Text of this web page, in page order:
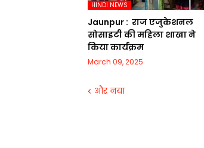
HINDI NEWS
Jaunpur : ​ ​राज एजुकेशनल
सोसाइटी की महिला शाखा ने
किया कार्यक्रम
March 09, 2025
और नया